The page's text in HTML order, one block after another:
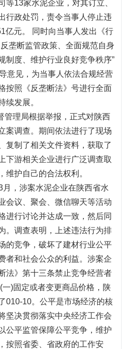
等13家水泥企业，对其订立、
行政处罚，责令当事人停止违
亿元。 同时向当事人发出《行
垄断监管政策、全面规范自身
制度、维护行业良好竞争秩序”
意见，为当事人依法合规经营
按照《反垄断法》号进行全面
续发展。
管理局根据举报，正式对陕西
案调查。期间依法进行了现场
复制了相关文件资料，获取了
下游相关企业进行广泛调查取
维护自己的合法权利。
，涉案水泥企业在陕西省水
会议、聚会、微信聊天等活动
进行讨论并达成一致，然后同
。调查表明，上述违法行为排
的竞争，破坏了建材行业公平
者和社会公众的利益。涉案企
法》第十三条禁止竞争经营者
)固定或者变更商品价格，陕
010-10。公平是市场经济的核
坚决贯彻落实中央经济工作会
公平监管保障公平竞争，维护
按照省委、省政府的工作安